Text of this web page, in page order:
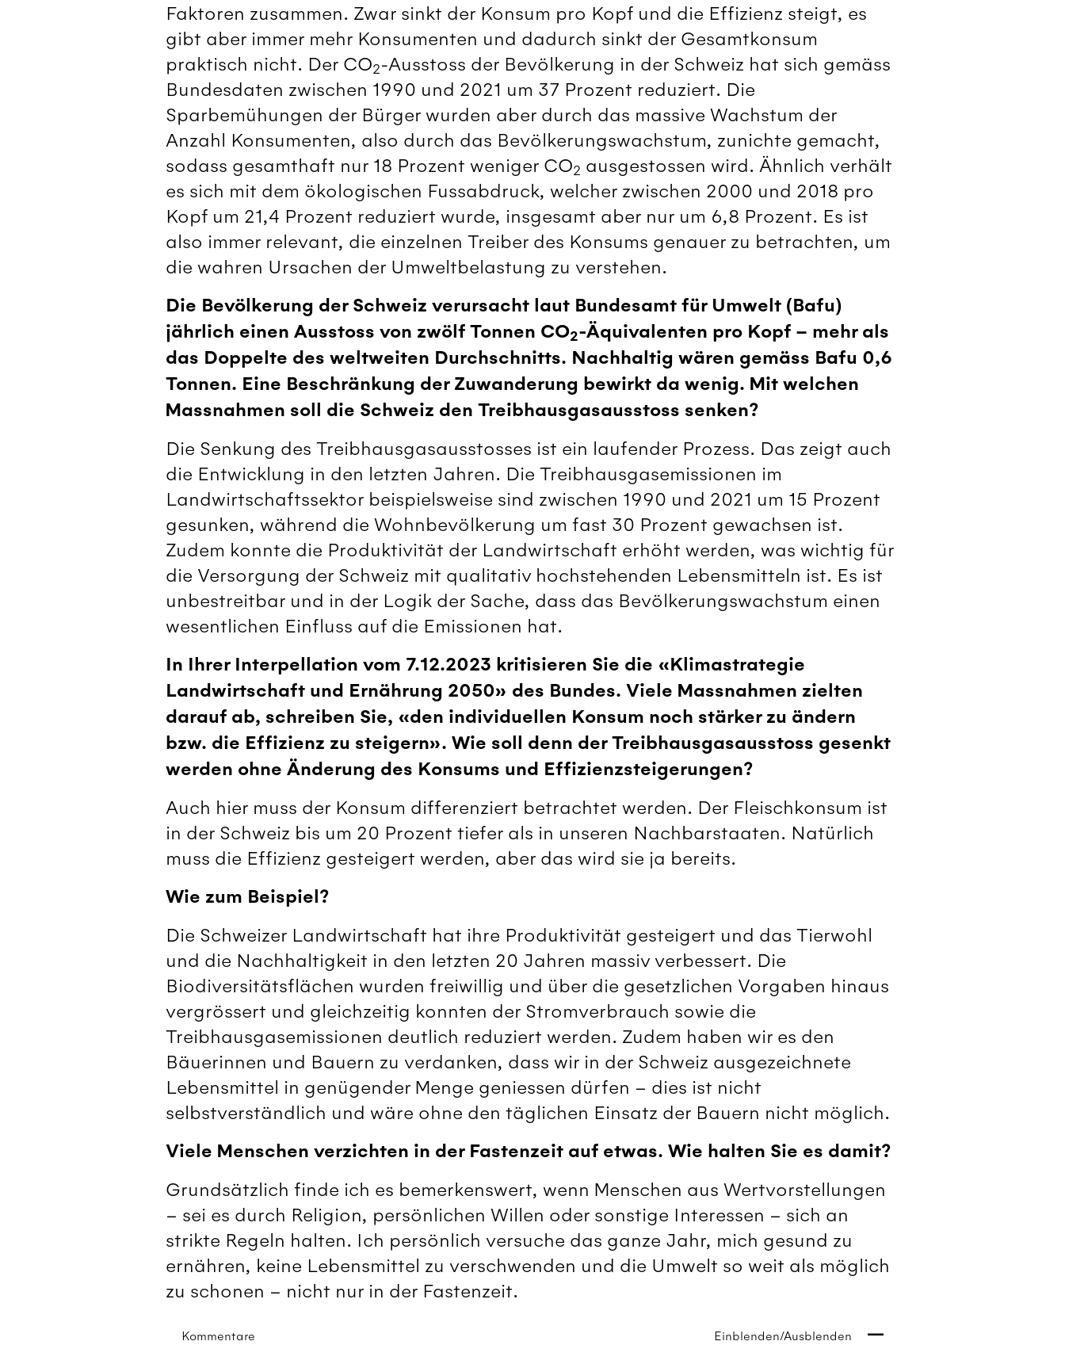
Faktoren zusammen. Zwar sinkt der Konsum pro Kopf und die Effizienz steigt, es
gibt aber immer mehr Konsumenten und dadurch sinkt der Gesamtkonsum
praktisch nicht. Der CO2-Ausstoss der Bevölkerung in der Schweiz hat sich gemäss
Bundesdaten zwischen 1990 und 2021 um 37 Prozent reduziert. Die
Sparbemühungen der Bürger wurden aber durch das massive Wachstum der
Anzahl Konsumenten, also durch das Bevölkerungswachstum, zunichte gemacht,
sodass gesamthaft nur 18 Prozent weniger CO2 ausgestossen wird. Ähnlich verhält
es sich mit dem ökologischen Fussabdruck, welcher zwischen 2000 und 2018 pro
Kopf um 21,4 Prozent reduziert wurde, insgesamt aber nur um 6,8 Prozent. Es ist
also immer relevant, die einzelnen Treiber des Konsums genauer zu betrachten, um
die wahren Ursachen der Umweltbelastung zu verstehen.
Die Bevölkerung der Schweiz verursacht laut Bundesamt für Umwelt (Bafu)
jährlich einen Ausstoss von zwölf Tonnen CO2-Äquivalenten pro Kopf – mehr als
das Doppelte des weltweiten Durchschnitts. Nachhaltig wären gemäss Bafu 0,6
Tonnen. Eine Beschränkung der Zuwanderung bewirkt da wenig. Mit welchen
Massnahmen soll die Schweiz den Treibhausgasausstoss senken?
Die Senkung des Treibhausgasausstosses ist ein laufender Prozess. Das zeigt auch
die Entwicklung in den letzten Jahren. Die Treibhausgasemissionen im
Landwirtschaftssektor beispielsweise sind zwischen 1990 und 2021 um 15 Prozent
gesunken, während die Wohnbevölkerung um fast 30 Prozent gewachsen ist.
Zudem konnte die Produktivität der Landwirtschaft erhöht werden, was wichtig für
die Versorgung der Schweiz mit qualitativ hochstehenden Lebensmitteln ist. Es ist
unbestreitbar und in der Logik der Sache, dass das Bevölkerungswachstum einen
wesentlichen Einfluss auf die Emissionen hat.
In Ihrer Interpellation vom 7.12.2023 kritisieren Sie die «Klimastrategie
Landwirtschaft und Ernährung 2050» des Bundes. Viele Massnahmen zielten
darauf ab, schreiben Sie, «den individuellen Konsum noch stärker zu ändern
bzw. die Effizienz zu steigern». Wie soll denn der Treibhausgasausstoss gesenkt
werden ohne Änderung des Konsums und Effizienzsteigerungen?
Auch hier muss der Konsum differenziert betrachtet werden. Der Fleischkonsum ist
in der Schweiz bis um 20 Prozent tiefer als in unseren Nachbarstaaten. Natürlich
muss die Effizienz gesteigert werden, aber das wird sie ja bereits.
Wie zum Beispiel?
Die Schweizer Landwirtschaft hat ihre Produktivität gesteigert und das Tierwohl
und die Nachhaltigkeit in den letzten 20 Jahren massiv verbessert. Die
Biodiversitätsflächen wurden freiwillig und über die gesetzlichen Vorgaben hinaus
vergrössert und gleichzeitig konnten der Stromverbrauch sowie die
Treibhausgasemissionen deutlich reduziert werden. Zudem haben wir es den
Bäuerinnen und Bauern zu verdanken, dass wir in der Schweiz ausgezeichnete
Lebensmittel in genügender Menge geniessen dürfen – dies ist nicht
selbstverständlich und wäre ohne den täglichen Einsatz der Bauern nicht möglich.
Viele Menschen verzichten in der Fastenzeit auf etwas. Wie halten Sie es damit?
Grundsätzlich finde ich es bemerkenswert, wenn Menschen aus Wertvorstellungen
– sei es durch Religion, persönlichen Willen oder sonstige Interessen – sich an
strikte Regeln halten. Ich persönlich versuche das ganze Jahr, mich gesund zu
ernähren, keine Lebensmittel zu verschwenden und die Umwelt so weit als möglich
zu schonen – nicht nur in der Fastenzeit.
Kommentare Einblenden/Ausblenden